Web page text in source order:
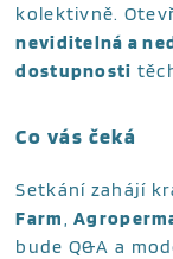
kolektivně.
neviditelná a
dostupnosti
Co vás čeká
Setkání zahájí
Farm ,
bude Q&A a